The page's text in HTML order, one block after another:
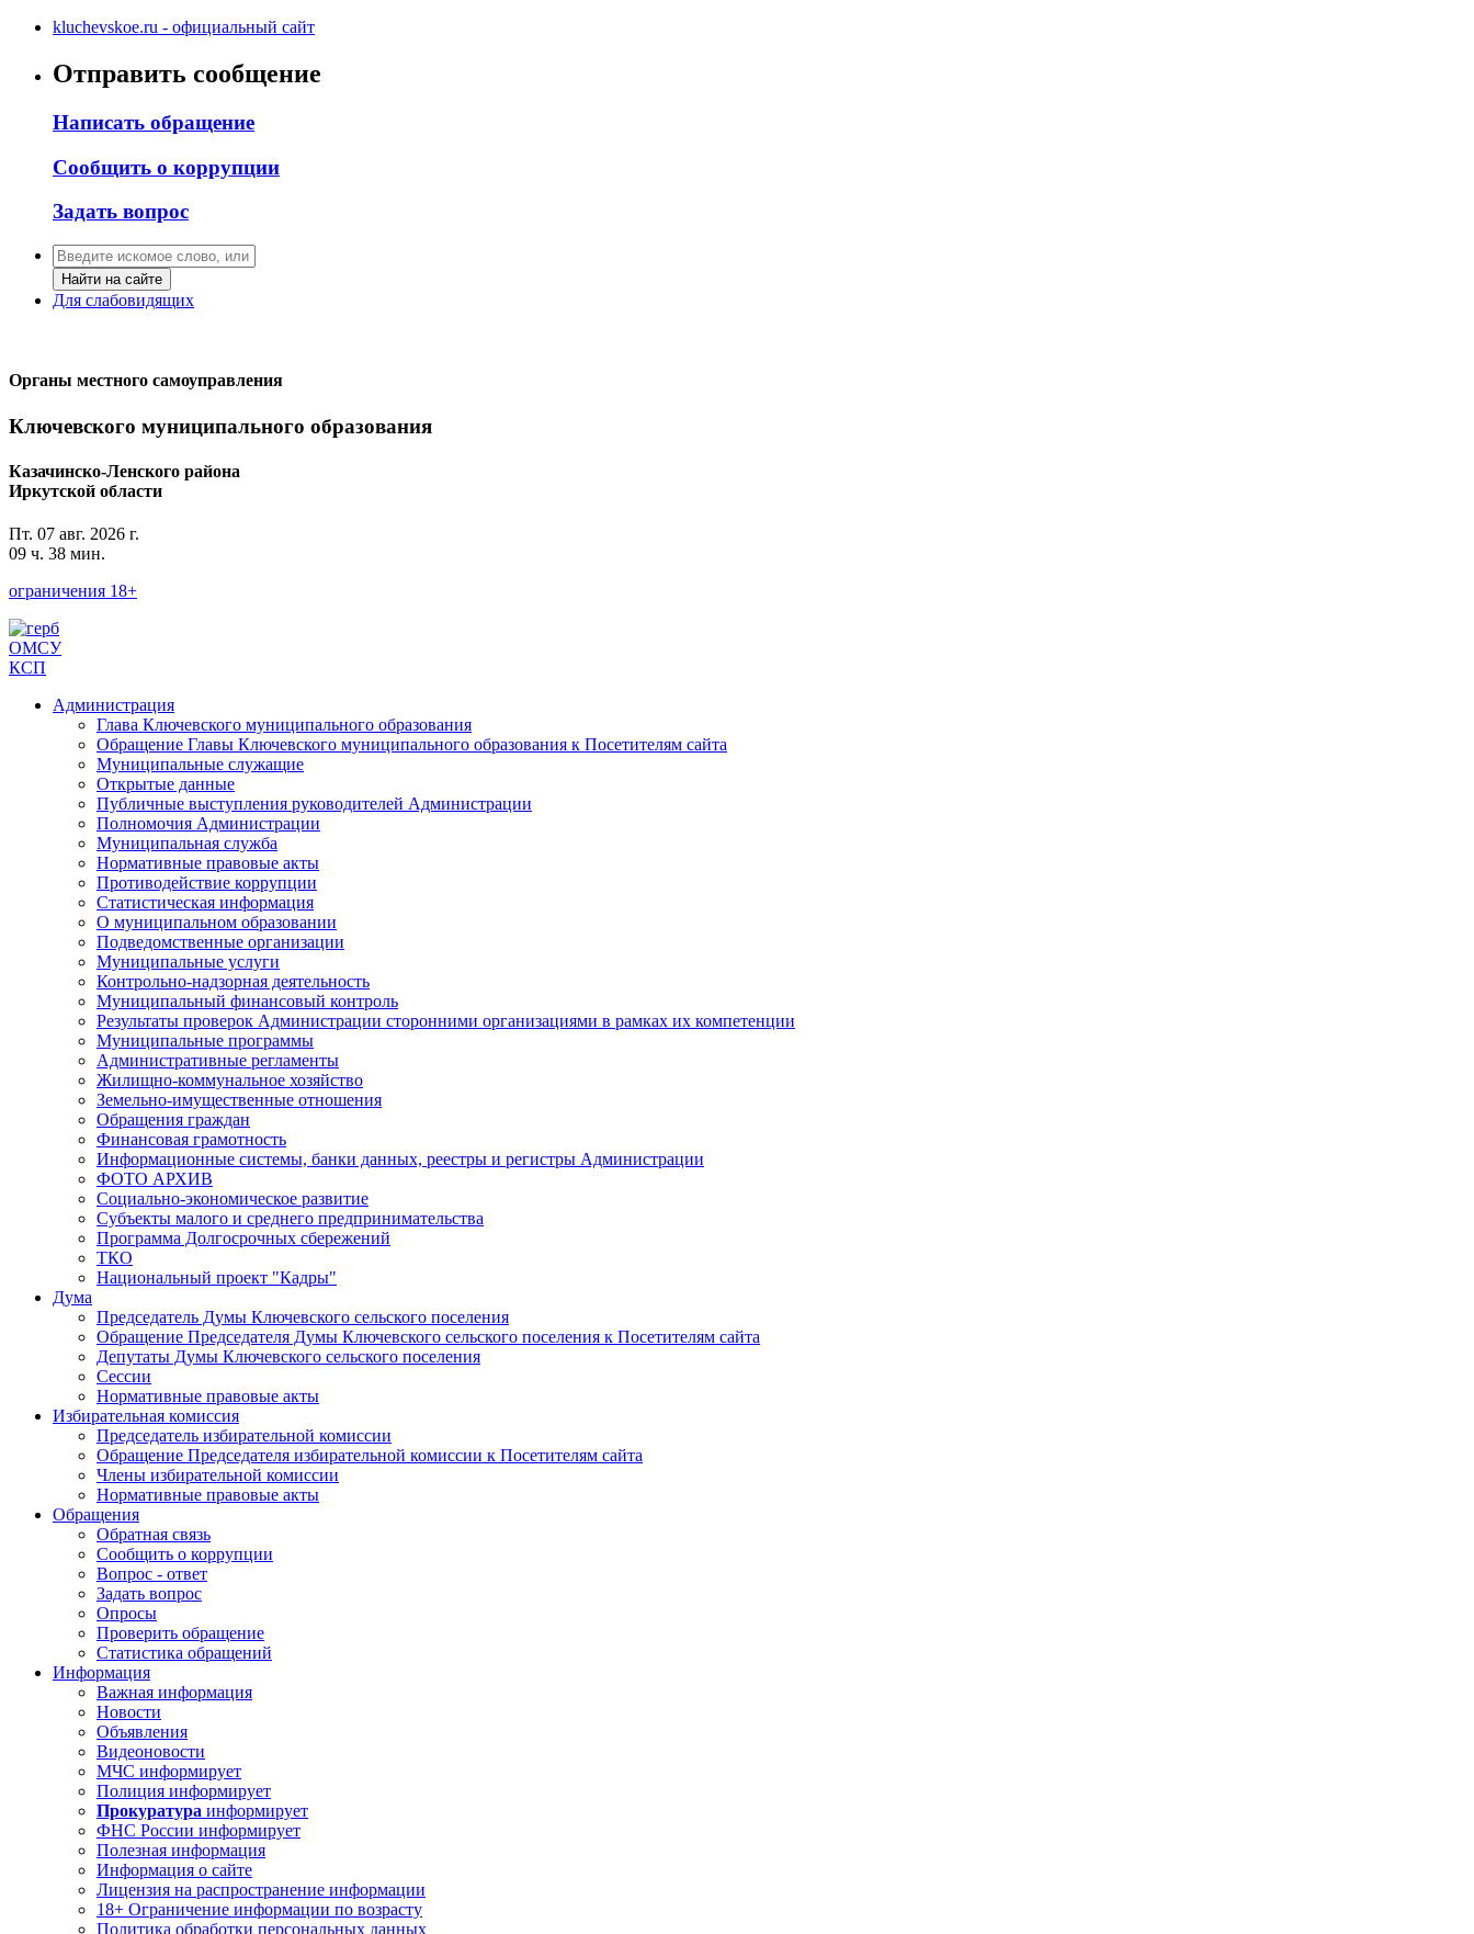
kluchevskoe.ru - официальный сайт
Отправить сообщение
Написать обращение
Сообщить о коррупции
Задать вопрос
Найти на сайте
Для слабовидящих
Органы местного самоуправления
Ключевского муниципального образования
Казачинско-Ленского района
Иркутской области
Пт. 07 авг. 2026 г.
09 ч. 38 мин.
ограничения 18+
ОМСУ
КСП
Администрация
Глава Ключевского муниципального образования
Обращение Главы Ключевского муниципального образования к Посетителям сайта
Муниципальные служащие
Открытые данные
Публичные выступления руководителей Администрации
Полномочия Администрации
Муниципальная служба
Нормативные правовые акты
Противодействие коррупции
Статистическая информация
О муниципальном образовании
Подведомственные организации
Муниципальные услуги
Контрольно-надзорная деятельность
Муниципальный финансовый контроль
Результаты проверок Администрации сторонними организациями в рамках их компетенции
Муниципальные программы
Административные регламенты
Жилищно-коммунальное хозяйство
Земельно-имущественные отношения
Обращения граждан
Финансовая грамотность
Информационные системы, банки данных, реестры и регистры Администрации
ФОТО АРХИВ
Социально-экономическое развитие
Субъекты малого и среднего предпринимательства
Программа Долгосрочных сбережений
ТКО
Национальный проект "Кадры"
Дума
Председатель Думы Ключевского сельского поселения
Обращение Председателя Думы Ключевского сельского поселения к Посетителям сайта
Депутаты Думы Ключевского сельского поселения
Сессии
Нормативные правовые акты
Избирательная комиссия
Председатель избирательной комиссии
Обращение Председателя избирательной комиссии к Посетителям сайта
Члены избирательной комиссии
Нормативные правовые акты
Обращения
Обратная связь
Сообщить о коррупции
Вопрос - ответ
Задать вопрос
Опросы
Проверить обращение
Статистика обращений
Информация
Важная информация
Новости
Объявления
Видеоновости
МЧС информирует
Полиция информирует
Прокуратура информирует
ФНС России информирует
Полезная информация
Информация о сайте
Лицензия на распространение информации
18+ Ограничение информации по возрасту
Политика обработки персональных данных